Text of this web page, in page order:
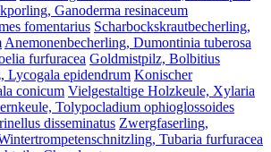
Ganoderma resinaceum
fomentarius Scharbockskrautbecherling,
Anemonenbecherling, Dumontinia tuberosa
furfuracea Goldmistpilz, Bolbitius
Lycogala epidendrum Konischer
conicum Vielgestaltige Holzkeule, Xylaria
Tolypocladium ophioglossoides
disseminatus Zwergfaserling,
Tubaria furfuracea